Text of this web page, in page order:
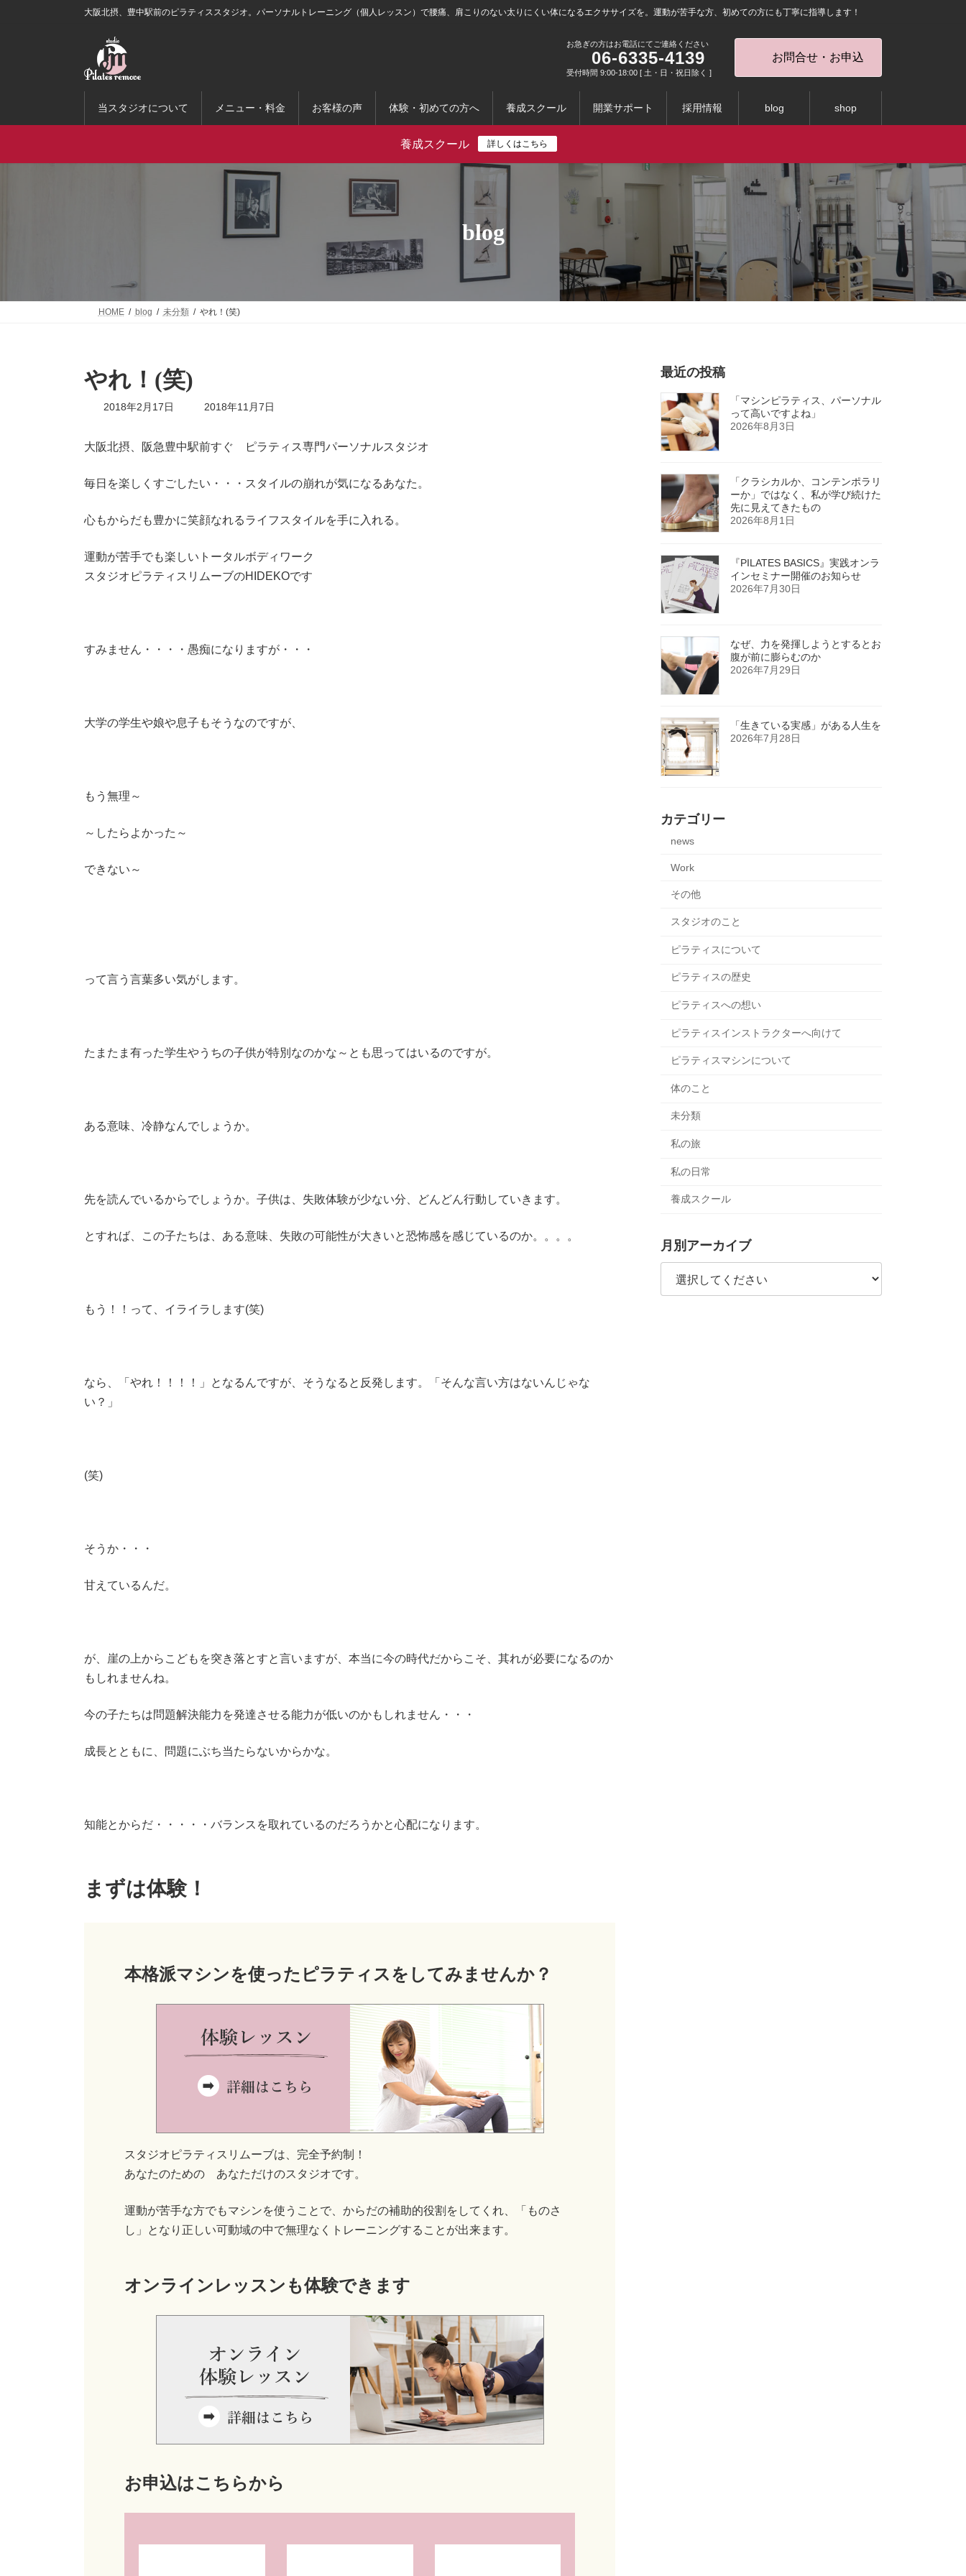
ッ
移
大阪北摂、豊中駅前のピラティススタジオ。パーソナルトレーニング（個人レッスン）で腰痛、肩こりのない太りにくい体になるエクササイズを。運動が苦手な方、初めての方にも丁寧に指導します！
お急ぎの方はお電話にてご連絡ください
06-6335-4139
受付時間 9:00-18:00 [ 土・日・祝日除く ]
お問合せ・お申込
当スタジオについて メニュー・料金 お客様の声 体験・初めての方へ 養成スクール 開業サポート 採用情報 blog shop
養成スクール 詳しくはこちら
blog
HOME blog 未分類 やれ！(笑)
やれ！(笑)
2018年2月17日
最
新
:
2018年11月7日
大阪北摂、阪急豊中駅前すぐ ピラティス専門パーソナルスタジオ
毎日を楽しくすごしたい・・・スタイルの崩れが気になるあなた。
心もからだも豊かに笑顔なれるライフスタイルを手に入れる。
運動が苦手でも楽しいトータルボディワーク
スタジオピラティスリムーブのHIDEKOです
すみません・・・・愚痴になりますが・・・
大学の学生や娘や息子もそうなのですが、
もう無理～
～したらよかった～
できない～
って言う言葉多い気がします。
たまたま有った学生やうちの子供が特別なのかな～とも思ってはいるのですが。
ある意味、冷静なんでしょうか。
先を読んでいるからでしょうか。子供は、失敗体験が少ない分、どんどん行動していきます。
とすれば、この子たちは、ある意味、失敗の可能性が大きいと恐怖感を感じているのか。。。。
もう！！って、イライラします(笑)
なら、「やれ！！！！」となるんですが、そうなると反発します。「そんな言い方はないんじゃな
い？」
(笑)
そうか・・・
甘えているんだ。
が、崖の上からこどもを突き落とすと言いますが、本当に今の時代だからこそ、其れが必要になるのか
もしれませんね。
今の子たちは問題解決能力を発達させる能力が低いのかもしれません・・・
成長とともに、問題にぶち当たらないからかな。
知能とからだ・・・・・バランスを取れているのだろうかと心配になります。
まずは体験！
本格派マシンを使ったピラティスをしてみませんか？
スタジオピラティスリムーブは、完全予約制！
あなたのための あなただけのスタジオです。
運動が苦手な方でもマシンを使うことで、からだの補助的役割をしてくれ、「ものさ
し」となり正しい可動域の中で無理なくトレーニングすることが出来ます。
オンラインレッスンも体験できます
お申込はこちらから
最近の投稿
「マシンピラティス、パーソナル
って高いですよね」
2026年8月3日
「クラシカルか、コンテンポラリ
ーか」ではなく、私が学び続けた
先に見えてきたもの
2026年8月1日
『PILATES BASICS』実践オンラ
インセミナー開催のお知らせ
2026年7月30日
なぜ、力を発揮しようとするとお
腹が前に膨らむのか
2026年7月29日
「生きている実感」がある人生を
2026年7月28日
カテゴリー
news
Work
その他
スタジオのこと
ピラティスについて
ピラティスの歴史
ピラティスへの想い
ピラティスインストラクターへ向けて
ピラティスマシンについて
体のこと
未分類
私の旅
私の日常
養成スクール
月別アーカイブ